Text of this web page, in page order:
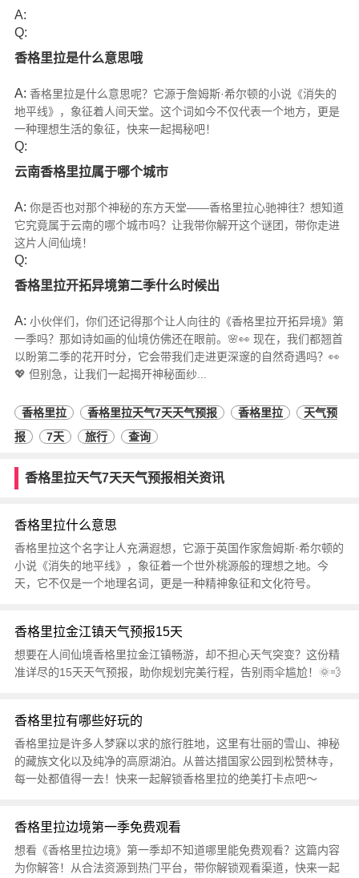
A:
Q:
香格里拉是什么意思哦
A: 香格里拉是什么意思呢？它源于詹姆斯·希尔顿的小说《消失的
地平线》，象征着人间天堂。这个词如今不仅代表一个地方，更是
一种理想生活的象征，快来一起揭秘吧！
Q:
云南香格里拉属于哪个城市
A: 你是否也对那个神秘的东方天堂——香格里拉心驰神往？想知道
它究竟属于云南的哪个城市吗？让我带你解开这个谜团，带你走进
这片人间仙境！
Q:
香格里拉开拓异境第二季什么时候出
A: 小伙伴们，你们还记得那个让人向往的《香格里拉开拓异境》第
一季吗？那如诗如画的仙境仿佛还在眼前。🌸👀 现在，我们都翘首
以盼第二季的花开时分，它会带我们走进更深邃的自然奇遇吗？👀
💖 但别急，让我们一起揭开神秘面纱...
香格里拉 香格里拉天气7天天气预报 香格里拉
天气预
报
7天 旅行 查询
香格里拉天气7天天气预报相关资讯
香格里拉什么意思
香格里拉这个名字让人充满遐想，它源于英国作家詹姆斯·希尔顿的
小说《消失的地平线》，象征着一个世外桃源般的理想之地。今
天，它不仅是一个地理名词，更是一种精神象征和文化符号。
香格里拉金江镇天气预报15天
想要在人间仙境香格里拉金江镇畅游，却不担心天气突变？这份精
准详尽的15天天气预报，助你规划完美行程，告别雨伞尴尬！🌞💨
香格里拉有哪些好玩的
香格里拉是许多人梦寐以求的旅行胜地，这里有壮丽的雪山、神秘
的藏族文化以及纯净的高原湖泊。从普达措国家公园到松赞林寺，
每一处都值得一去！快来一起解锁香格里拉的绝美打卡点吧～
香格里拉边境第一季免费观看
想看《香格里拉边境》第一季却不知道哪里能免费观看？这篇内容
为你解答！从合法资源到热门平台，带你解锁观看渠道，快来一起